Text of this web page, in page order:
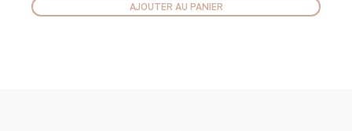
AJOUTER AU PANIER